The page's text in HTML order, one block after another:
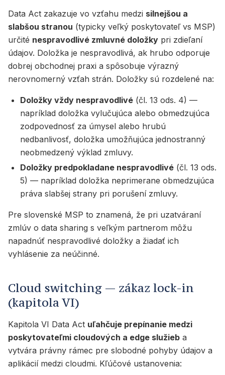
Data Act zakazuje vo vzťahu medzi silnejšou a
slabšou stranou (typicky veľký poskytovateľ vs MSP)
určité nespravodlivé zmluvné doložky pri zdieľaní
údajov. Doložka je nespravodlivá, ak hrubo odporuje
dobrej obchodnej praxi a spôsobuje výrazný
nerovnomerný vzťah strán. Doložky sú rozdelené na:
Doložky vždy nespravodlivé (čl. 13 ods. 4) —
napríklad doložka vylučujúca alebo obmedzujúca
zodpovednosť za úmysel alebo hrubú
nedbanlivosť, doložka umožňujúca jednostranný
neobmedzený výklad zmluvy.
Doložky predpokladane nespravodlivé (čl. 13 ods.
5) — napríklad doložka neprimerane obmedzujúca
práva slabšej strany pri porušení zmluvy.
Pre slovenské MSP to znamená, že pri uzatváraní
zmlúv o data sharing s veľkým partnerom môžu
napadnúť nespravodlivé doložky a žiadať ich
vyhlásenie za neúčinné.
Cloud switching — zákaz lock-in
(kapitola VI)
Kapitola VI Data Act uľahčuje prepínanie medzi
poskytovateľmi cloudových a edge služieb a
vytvára právny rámec pre slobodné pohyby údajov a
aplikácií medzi cloudmi. Kľúčové ustanovenia: